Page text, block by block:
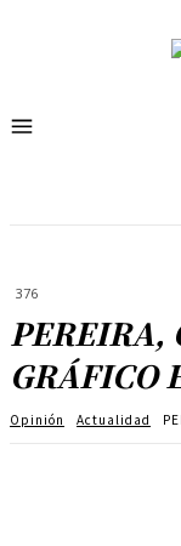
376
PEREIRA,
GRÁFICO
Opinión Actualidad